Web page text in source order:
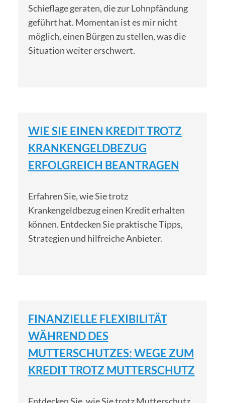
Schieflage geraten, die zur Lohnpfändung
geführt hat. Momentan ist es mir nicht
möglich, einen Bürgen zu stellen, was die
Situation weiter erschwert.
WIE SIE EINEN KREDIT TROTZ
KRANKENGELDBEZUG
ERFOLGREICH BEANTRAGEN
Erfahren Sie, wie Sie trotz
Krankengeldbezug einen Kredit erhalten
können. Entdecken Sie praktische Tipps,
Strategien und hilfreiche Anbieter.
FINANZIELLE FLEXIBILITÄT
WÄHREND DES
MUTTERSCHUTZES: WEGE ZUM
KREDIT TROTZ MUTTERSCHUTZ